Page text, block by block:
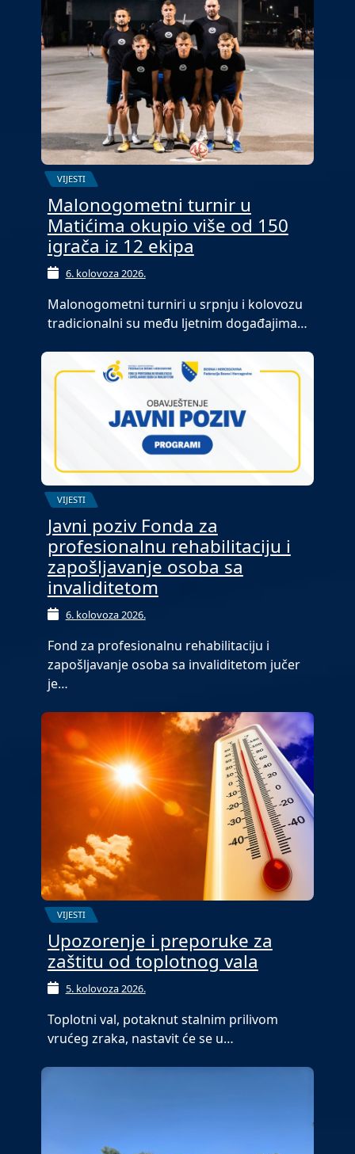
VIJESTI
Malonogometni turnir u
Matićima okupio više od 150
igrača iz 12 ekipa
6. kolovoza 2026.
Malonogometni turniri u srpnju i kolovozu
tradicionalni su među ljetnim događajima…
VIJESTI
Javni poziv Fonda za
profesionalnu rehabilitaciju i
zapošljavanje osoba sa
invaliditetom
6. kolovoza 2026.
Fond za profesionalnu rehabilitaciju i
zapošljavanje osoba sa invaliditetom jučer
je…
VIJESTI
Upozorenje i preporuke za
zaštitu od toplotnog vala
5. kolovoza 2026.
Toplotni val, potaknut stalnim prilivom
vrućeg zraka, nastavit će se u…